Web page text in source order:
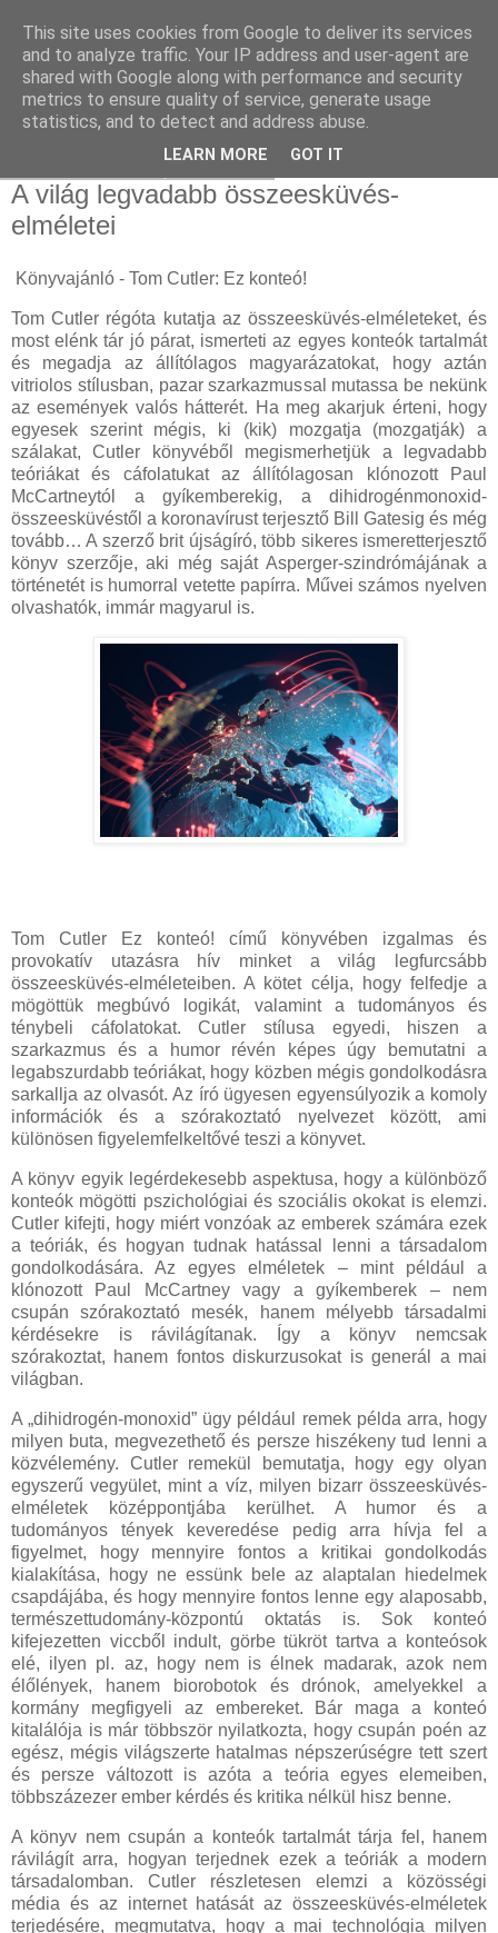
A világ legvadabb összeesküvés-
elméletei
Könyvajánló - Tom Cutler: Ez konteó!
Tom Cutler régóta kutatja az összeesküvés-elméleteket, és
most elénk tár jó párat, ismerteti az egyes konteók tartalmát
és megadja az állítólagos magyarázatokat, hogy aztán
vitriolos stílusban, pazar szarkazmussal mutassa be nekünk
az események valós hátterét. Ha meg akarjuk érteni, hogy
egyesek szerint mégis, ki (kik) mozgatja (mozgatják) a
szálakat, Cutler könyvéből megismerhetjük a legvadabb
teóriákat és cáfolatukat az állítólagosan klónozott Paul
McCartneytól a gyíkemberekig, a dihidrogénmonoxid-
összeesküvéstől a koronavírust terjesztő Bill Gatesig és még
tovább… A szerző brit újságíró, több sikeres ismeretterjesztő
könyv szerzője, aki még saját Asperger-szindrómájának a
történetét is humorral vetette papírra. Művei számos nyelven
olvashatók, immár magyarul is.
Tom Cutler Ez konteó! című könyvében izgalmas és
provokatív utazásra hív minket a világ legfurcsább
összeesküvés-elméleteiben. A kötet célja, hogy felfedje a
mögöttük megbúvó logikát, valamint a tudományos és
ténybeli cáfolatokat. Cutler stílusa egyedi, hiszen a
szarkazmus és a humor révén képes úgy bemutatni a
legabszurdabb teóriákat, hogy közben mégis gondolkodásra
sarkallja az olvasót. Az író ügyesen egyensúlyozik a komoly
információk és a szórakoztató nyelvezet között, ami
különösen figyelemfelkeltővé teszi a könyvet.
A könyv egyik legérdekesebb aspektusa, hogy a különböző
konteók mögötti pszichológiai és szociális okokat is elemzi.
Cutler kifejti, hogy miért vonzóak az emberek számára ezek
a teóriák, és hogyan tudnak hatással lenni a társadalom
gondolkodására. Az egyes elméletek – mint például a
klónozott Paul McCartney vagy a gyíkemberek – nem
csupán szórakoztató mesék, hanem mélyebb társadalmi
kérdésekre is rávilágítanak. Így a könyv nemcsak
szórakoztat, hanem fontos diskurzusokat is generál a mai
világban.
A „dihidrogén-monoxid” ügy például remek példa arra, hogy
milyen buta, megvezethető és persze hiszékeny tud lenni a
közvélemény. Cutler remekül bemutatja, hogy egy olyan
egyszerű vegyület, mint a víz, milyen bizarr összeesküvés-
elméletek középpontjába kerülhet. A humor és a
tudományos tények keveredése pedig arra hívja fel a
figyelmet, hogy mennyire fontos a kritikai gondolkodás
kialakítása, hogy ne essünk bele az alaptalan hiedelmek
csapdájába, és hogy mennyire fontos lenne egy alaposabb,
természettudomány-központú oktatás is. Sok konteó
kifejezetten viccből indult, görbe tükröt tartva a konteósok
elé, ilyen pl. az, hogy nem is élnek madarak, azok nem
élőlények, hanem biorobotok és drónok, amelyekkel a
kormány megfigyeli az embereket. Bár maga a konteó
kitalálója is már többször nyilatkozta, hogy csupán poén az
egész, mégis világszerte hatalmas népszerúségre tett szert
és persze változott is azóta a teória egyes elemeiben,
többszázezer ember kérdés és kritika nélkül hisz benne.
A könyv nem csupán a konteók tartalmát tárja fel, hanem
rávilágít arra, hogyan terjednek ezek a teóriák a modern
társadalomban. Cutler részletesen elemzi a közösségi
média és az internet hatását az összeesküvés-elméletek
terjedésére, megmutatva, hogy a mai technológia milyen
This site uses cookies from Google to deliver its services
and to analyze traffic. Your IP address and user-agent are
shared with Google along with performance and security
metrics to ensure quality of service, generate usage
statistics, and to detect and address abuse.
LEARN MORE GOT IT